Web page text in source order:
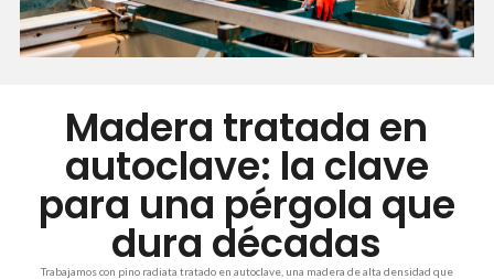
Madera tratada en
autoclave: la clave
para una pérgola que
dura décadas
Trabajamos con pino radiata tratado en autoclave, una madera de alta densidad que